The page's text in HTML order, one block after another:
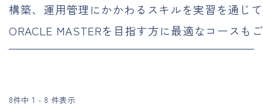
構築、運用管理にかかわるスキルを実習を通じ
ORACLE MASTERを目指す方に最適なコースも
8件中 1 - 8 件表示